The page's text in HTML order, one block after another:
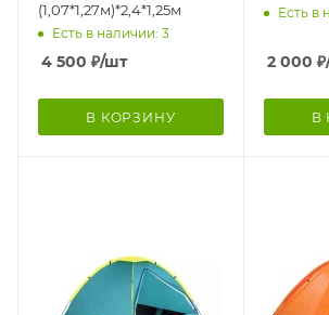
(1,07*1,27м)*2,4*1,25м
Есть в наличии: 3
4 500 ₽/шт
В КОРЗИНУ
Есть в
2 000 ₽
В